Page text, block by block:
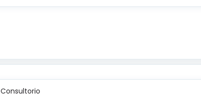
Consultorio